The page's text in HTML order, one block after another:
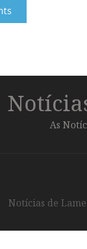
As
Notícias de